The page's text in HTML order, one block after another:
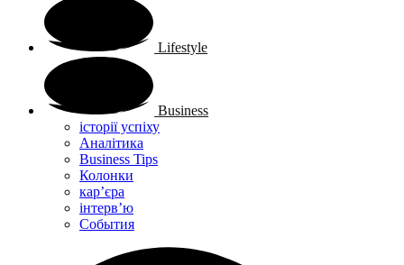
Lifestyle
Business
історії успіху
Аналітика
Business Tips
Колонки
кар’єра
інтерв’ю
Cобытия